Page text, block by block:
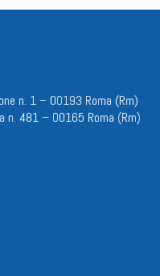
n. 1 – 00193 Roma (Rm)
n. 481 – 00165 Roma (Rm)